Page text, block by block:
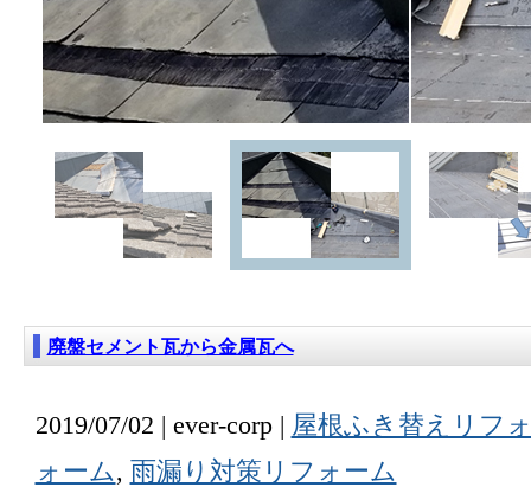
廃盤セメント瓦から金属瓦へ
2019/07/02 | ever-corp | 屋根ふき替えリフ
ォーム, 雨漏り対策リフォーム